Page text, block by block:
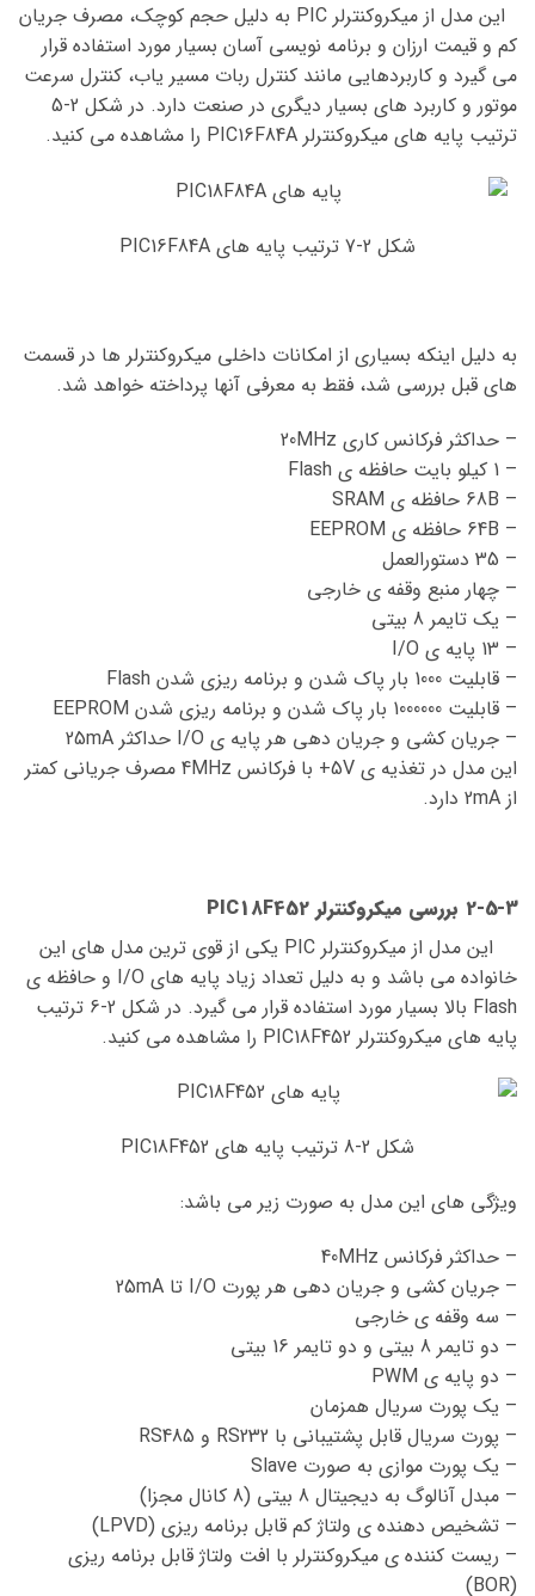
این مدل از میکروکنترلر PIC به دلیل حجم کوچک، مصرف جریان
کم و قیمت ارزان و برنامه نویسی آسان بسیار مورد استفاده قرار
می گیرد و کاربردهایی مانند کنترل ربات مسیر یاب، کنترل سرعت
موتور و کاربرد های بسیار دیگری در صنعت دارد. در شکل 2-5
ترتیب پایه های میکروکنترلر PIC16F84A را مشاهده می کنید.
شکل 2-7 ترتیب پایه های PIC16F84A
به دلیل اینکه بسیاری از امکانات داخلی میکروکنترلر ها در قسمت
های قبل بررسی شد، فقط به معرفی آنها پرداخته خواهد شد.
– حداکثر فرکانس کاری 20MHz
– 1 کیلو بایت حافظه ی Flash
– 68B حافظه ی SRAM
– 64B حافظه ی EEPROM
– 35 دستورالعمل
– چهار منبع وقفه ی خارجی
– یک تایمر 8 بیتی
– 13 پایه ی I/O
– قابلیت 1000 بار پاک شدن و برنامه ریزی شدن Flash
– قابلیت 1000000 بار پاک شدن و برنامه ریزی شدن EEPROM
– جریان کشی و جریان دهی هر پایه ی I/O حداکثر 25mA
این مدل در تغذیه ی 5V+ با فرکانس 4MHz مصرف جریانی کمتر
از 2mA دارد.
2-5-3 بررسی میکروکنترلر PIC18F452
این مدل از میکروکنترلر PIC یکی از قوی ترین مدل های این
خانواده می باشد و به دلیل تعداد زیاد پایه های I/O و حافظه ی
Flash بالا بسیار مورد استفاده قرار می گیرد. در شکل 2-6 ترتیب
پایه های میکروکنترلر PIC18F452 را مشاهده می کنید.
شکل 2-8 ترتیب پایه های PIC18F452
ویژگی های این مدل به صورت زیر می باشد:
– حداکثر فرکانس 40MHz
– جریان کشی و جریان دهی هر پورت I/O تا 25mA
– سه وقفه ی خارجی
– دو تایمر 8 بیتی و دو تایمر 16 بیتی
– دو پایه ی PWM
– یک پورت سریال همزمان
– پورت سریال قابل پشتیبانی با RS232 و RS485
– یک پورت موازی به صورت Slave
– مبدل آنالوگ به دیجیتال 8 بیتی (8 کانال مجزا)
– تشخیص دهنده ی ولتاژ کم قابل برنامه ریزی (LPVD)
– ریست کننده ی میکروکنترلر با افت ولتاژ قابل برنامه ریزی
(BOR)